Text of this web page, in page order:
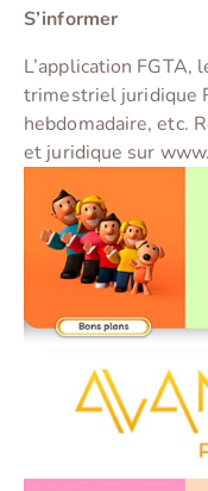
S’informer
L’application
trimestriel juridique
hebdomadaire, etc.
et juridique sur